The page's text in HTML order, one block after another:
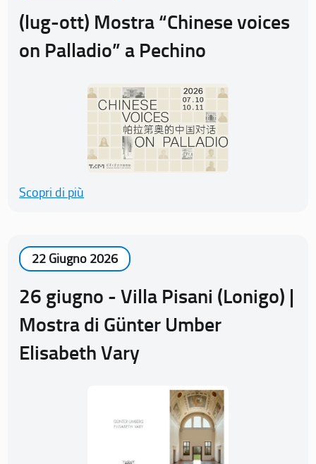
(lug-ott) Mostra “Chinese voices
on Palladio” a Pechino
Scopri di più
22 Giugno 2026
26 giugno - Villa Pisani (Lonigo) |
Mostra di Günter Umber
Elisabeth Vary